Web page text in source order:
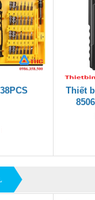
Thiết